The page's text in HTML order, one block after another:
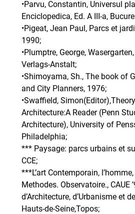
•Parvu, Constantin, Universul
Enciclopedica, Ed. A III-a,
•Pigeat, Jean Paul, Parcs et
1990;
•Plumptre, George,
Verlags-Anstalt;
•Shimoyama, Sh., The book of
and City Planners, 1976;
•Swaffield,
Architecture:A Reader (Penn
Architecture), University of
Philadelphia;
*** Paysage: parcs urbains et
CCE;
***L’art Contemporain,
Methodes. Observatoire., CAUE
d’Architecture, d’Urbanisme et
Hauts-de-Seine,Topos;